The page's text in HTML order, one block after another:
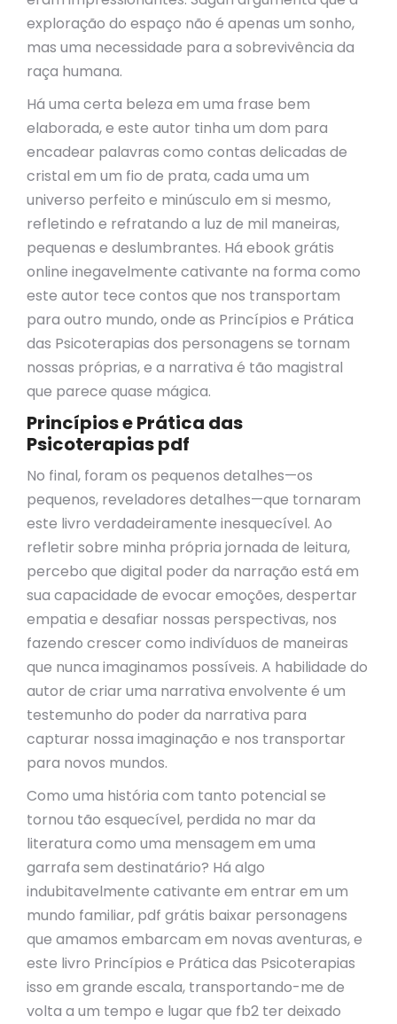
exploração do espaço não é apenas um sonho,
mas uma necessidade para a sobrevivência da
raça humana.
Há uma certa beleza em uma frase bem
elaborada, e este autor tinha um dom para
encadear palavras como contas delicadas de
cristal em um fio de prata, cada uma um
universo perfeito e minúsculo em si mesmo,
refletindo e refratando a luz de mil maneiras,
pequenas e deslumbrantes. Há ebook grátis
online inegavelmente cativante na forma como
este autor tece contos que nos transportam
para outro mundo, onde as Princípios e Prática
das Psicoterapias dos personagens se tornam
nossas próprias, e a narrativa é tão magistral
que parece quase mágica.
Princípios e Prática das
Psicoterapias pdf
No final, foram os pequenos detalhes—os
pequenos, reveladores detalhes—que tornaram
este livro verdadeiramente inesquecível. Ao
refletir sobre minha própria jornada de leitura,
percebo que digital poder da narração está em
sua capacidade de evocar emoções, despertar
empatia e desafiar nossas perspectivas, nos
fazendo crescer como indivíduos de maneiras
que nunca imaginamos possíveis. A habilidade do
autor de criar uma narrativa envolvente é um
testemunho do poder da narrativa para
capturar nossa imaginação e nos transportar
para novos mundos.
Como uma história com tanto potencial se
tornou tão esquecível, perdida no mar da
literatura como uma mensagem em uma
garrafa sem destinatário? Há algo
indubitavelmente cativante em entrar em um
mundo familiar, pdf grátis baixar personagens
que amamos embarcam em novas aventuras, e
este livro Princípios e Prática das Psicoterapias
isso em grande escala, transportando-me de
volta a um tempo e lugar que fb2 ter deixado